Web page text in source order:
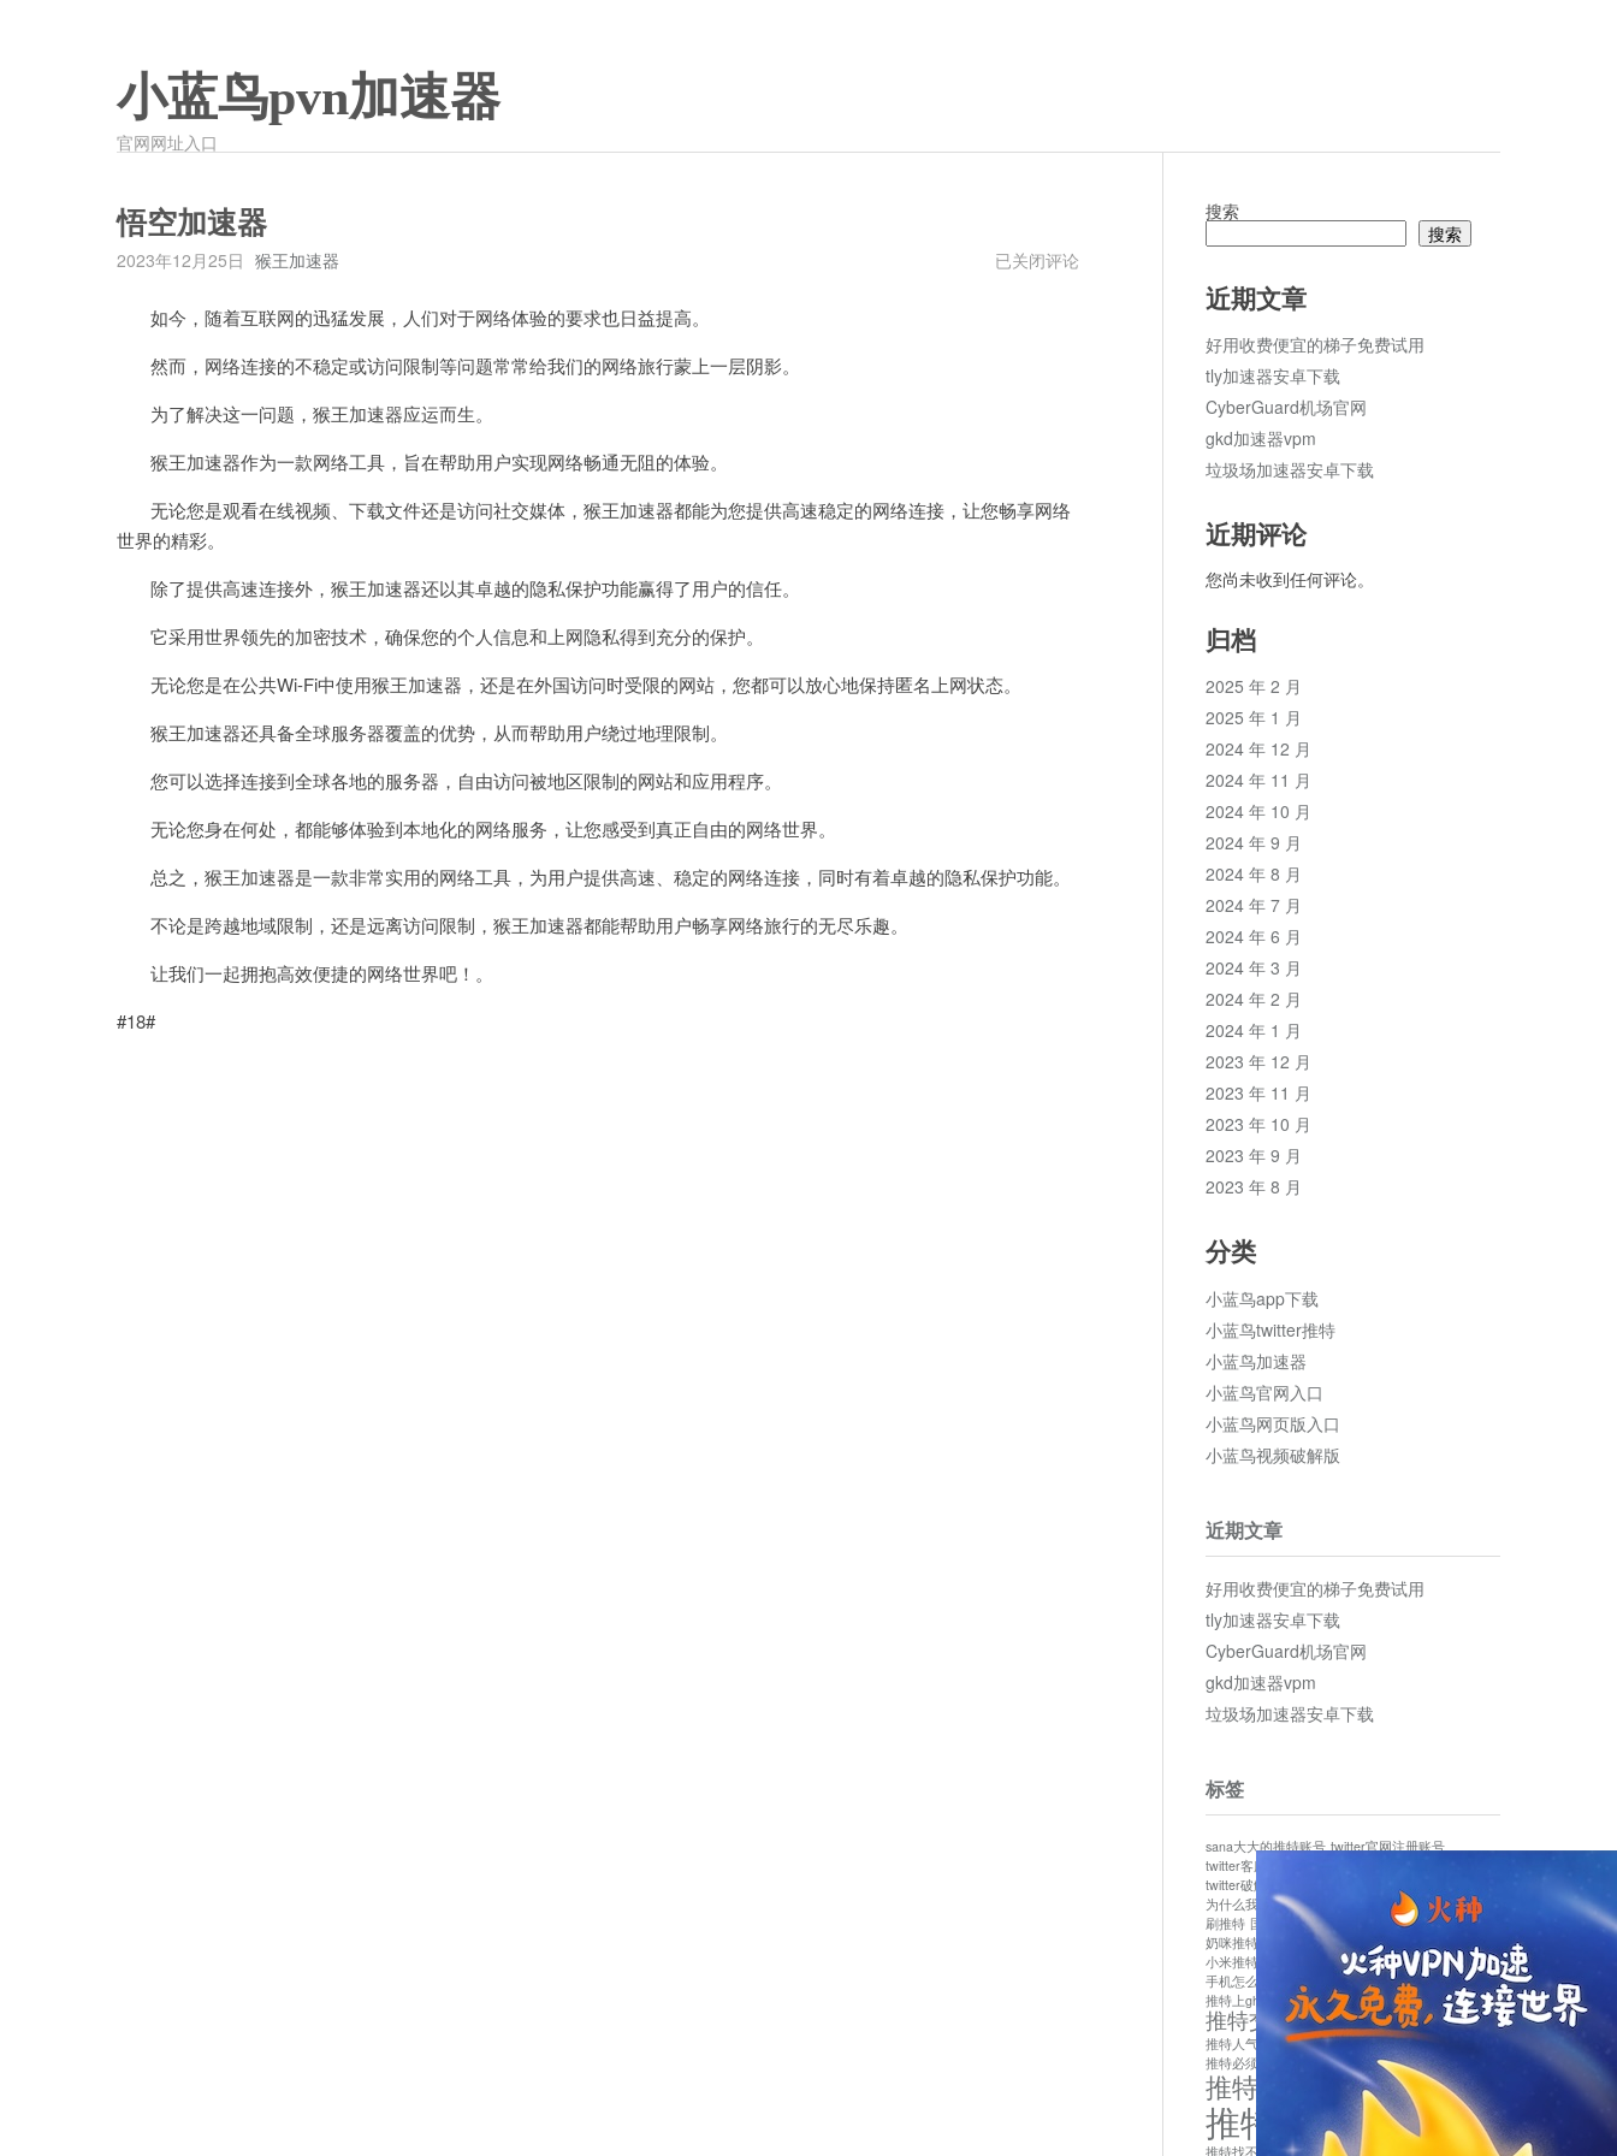
小蓝鸟pvn加速器
官网网址入口
悟空加速器
2023年12月25日 猴王加速器
悟
已关闭评论
如今，随着互联网的迅猛发展，人们对于网络体验的要求也日益提高。
然而，网络连接的不稳定或访问限制等问题常常给我们的网络旅行蒙上一层阴影。
为了解决这一问题，猴王加速器应运而生。
猴王加速器作为一款网络工具，旨在帮助用户实现网络畅通无阻的体验。
无论您是观看在线视频、下载文件还是访问社交媒体，猴王加速器都能为您提供高速稳定的网络连接，让您畅享网络
世界的精彩。
除了提供高速连接外，猴王加速器还以其卓越的隐私保护功能赢得了用户的信任。
它采用世界领先的加密技术，确保您的个人信息和上网隐私得到充分的保护。
无论您是在公共Wi-Fi中使用猴王加速器，还是在外国访问时受限的网站，您都可以放心地保持匿名上网状态。
猴王加速器还具备全球服务器覆盖的优势，从而帮助用户绕过地理限制。
您可以选择连接到全球各地的服务器，自由访问被地区限制的网站和应用程序。
无论您身在何处，都能够体验到本地化的网络服务，让您感受到真正自由的网络世界。
总之，猴王加速器是一款非常实用的网络工具，为用户提供高速、稳定的网络连接，同时有着卓越的隐私保护功能。
不论是跨越地域限制，还是远离访问限制，猴王加速器都能帮助用户畅享网络旅行的无尽乐趣。
让我们一起拥抱高效便捷的网络世界吧！。
#18#
搜索
搜索
近期文章
好用收费便宜的梯子免费试用
tly加速器安卓下载
CyberGuard机场官网
gkd加速器vpm
垃圾场加速器安卓下载
近期评论
您尚未收到任何评论。
归档
2025 年 2 月
2025 年 1 月
2024 年 12 月
2024 年 11 月
2024 年 10 月
2024 年 9 月
2024 年 8 月
2024 年 7 月
2024 年 6 月
2024 年 3 月
2024 年 2 月
2024 年 1 月
2023 年 12 月
2023 年 11 月
2023 年 10 月
2023 年 9 月
2023 年 8 月
分类
小蓝鸟app下载
小蓝鸟twitter推特
小蓝鸟加速器
小蓝鸟官网入口
小蓝鸟网页版入口
小蓝鸟视频破解版
近期文章
好用收费便宜的梯子免费试用
tly加速器安卓下载
CyberGuard机场官网
gkd加速器vpm
垃圾场加速器安卓下载
标签
sana大大的推特账号 twitter官网注册账号
twitter客服
twitter破解版下载
为什么我推特无法保存设置
作者sana推特是什么
刷推特 国内为什么不能用twitter 国内能用twitter吗
奶咪推特
如何找回推特密码
小米推特闪退是怎么回事 怎么看推特上的视频
手机怎么注册推特账号
推特devil
推特上ghs的女博主
推特交友软件app下载
推特人气萌货小蔡头喵喵喵 推特实名制
推特必须用外网吗
推特怎么取消关联手机号
推特怎么看敏感内容苹果
推特找不到账号 推特注册必须要手机号